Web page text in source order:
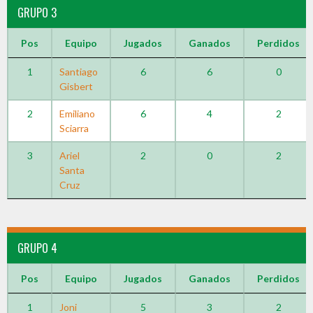
GRUPO 3
Pos Equipo Jugados Ganados Perdidos
1
Santiago
Gisbert
6 6 0
2
Emiliano
Sciarra
6 4 2
3
Ariel
Santa
Cruz
2 0 2
GRUPO 4
Pos Equipo Jugados Ganados Perdidos
1 Joni 5 3 2